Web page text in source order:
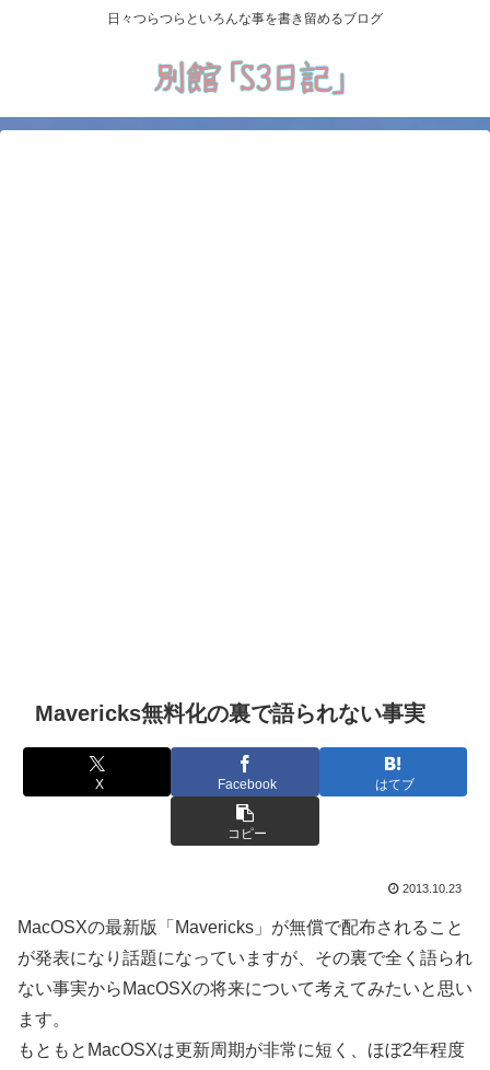
日々つらつらといろんな事を書き留めるブログ
Mavericks無料化の裏で語られない事実
X Facebook はてブ
コピー
2013.10.23
MacOSXの最新版「Mavericks」が無償で配布されること
が発表になり話題になっていますが、その裏で全く語られ
ない事実からMacOSXの将来について考えてみたいと思い
ます。
もともとMacOSXは更新周期が非常に短く、ほぼ2年程度